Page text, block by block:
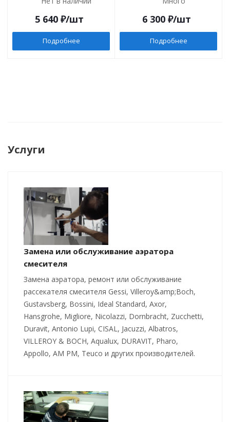
5 640 ₽/шт
Подробнее
6 300 ₽/шт
Подробнее
Услуги
Замена или обслуживание аэратора
смесителя
Замена аэратора, ремонт или обслуживание
рассекателя смесителя Gessi, Villeroy&amp;Boch,
Gustavsberg, Bossini, Ideal Standard, Axor,
Hansgrohe, Migliore, Nicolazzi, Dornbracht, Zucchetti,
Duravit, Antonio Lupi, CISAL, Jacuzzi, Albatros,
VILLEROY & BOCH, Aqualux, DURAVIT, Pharo,
Appollo, AM PM, Teuco и других производителей.